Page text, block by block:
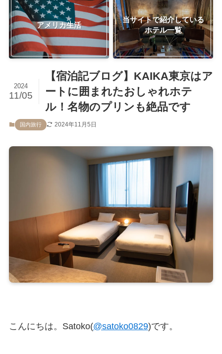
アメリカ生活
当サイトで紹介している
ホテル一覧
【宿泊記ブログ】KAIKA東京はア
ートに囲まれたおしゃれホテ
ル！名物のプリンも絶品です
2024
11/05
国内旅行 2024年11月5日
こんにちは。Satoko(@satoko0829)です。